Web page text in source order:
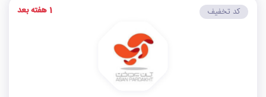
کد تخفیف 1 هفته بعد